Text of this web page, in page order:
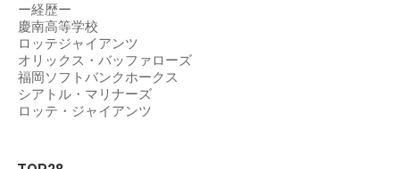
ー経歴ー
慶南高等学校
ロッテジャイアンツ
オリックス・バッファローズ
福岡ソフトバンクホークス
シアトル・マリナーズ
ロッテ・ジャイアンツ